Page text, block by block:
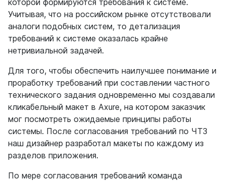
которой формируются требования к системе.
Учитывая, что на российском рынке отсутствовали
аналоги подобных систем, то детализация
требований к системе оказалась крайне
нетривиальной задачей.
Для того, чтобы обеспечить наилучшее понимание и
проработку требований при составлении частного
технического задания одновременно мы создавали
кликабельный макет в Axure, на котором заказчик
мог посмотреть ожидаемые принципы работы
системы. После согласования требований по ЧТЗ
наш дизайнер разработал макеты по каждому из
разделов приложения.
По мере согласования требований команда